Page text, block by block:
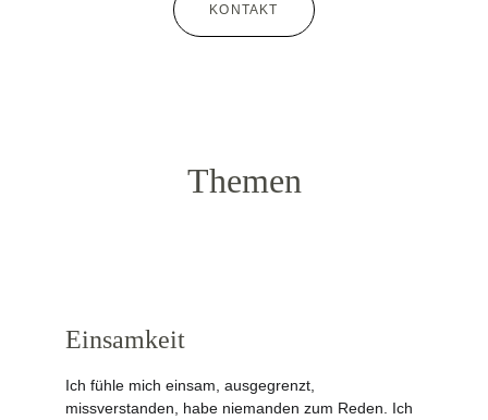
KONTAKT
Einsamkeit
Ich fühle mich einsam, ausgegrenzt,
missverstanden, habe niemanden zum Reden. Ich
Themen